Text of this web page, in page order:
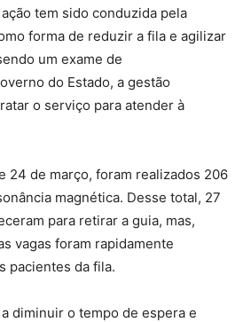
tem sido conduzida pela
forma de reduzir a fila e agilizar
um exame de
do Estado, a gestão
o serviço para atender à
24 de março, foram realizados 206
magnética. Desse total, 27
para retirar a guia, mas,
vagas foram rapidamente
pacientes da fila.
diminuir o tempo de espera e